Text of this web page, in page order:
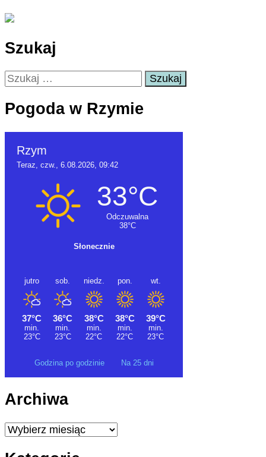
Szukaj
Szukaj:
Pogoda w Rzymie
Godzina po godzinie Na 25 dni
Archiwa
Archiwa